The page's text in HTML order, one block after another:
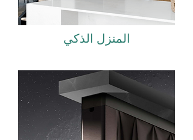
المنزل الذكي